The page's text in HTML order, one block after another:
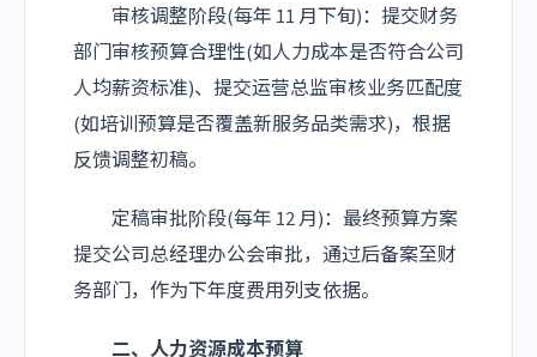
审核调整阶段(每年 11 月下旬)：提交财务
部门审核预算合理性(如人力成本是否符合公司
人均薪资标准)、提交运营总监审核业务匹配度
(如培训预算是否覆盖新服务品类需求)，根据
反馈调整初稿。
定稿审批阶段(每年 12 月)：最终预算方案
提交公司总经理办公会审批，通过后备案至财
务部门，作为下年度费用列支依据。
二、人力资源成本预算